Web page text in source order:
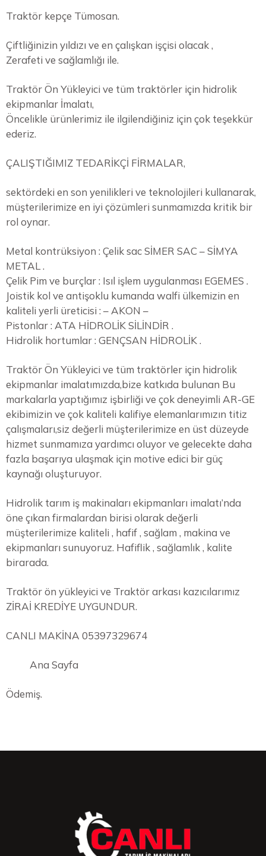
Traktör kepçe Tümosan.
Çiftliğinizin yıldızı ve en çalışkan işçisi olacak ,
Zerafeti ve sağlamlığı ile.
Traktör Ön Yükleyici ve tüm traktörler için hidrolik
ekipmanlar İmalatı,
Öncelikle ürünlerimiz ile ilgilendiğiniz için çok teşekkür
ederiz.
ÇALIŞTIĞIMIZ TEDARİKÇİ FİRMALAR,
sektördeki en son yenilikleri ve teknolojileri kullanarak,
müşterilerimize en iyi çözümleri sunmamızda kritik bir
rol oynar.
Metal kontrüksiyon : Çelik sac SİMER SAC – SİMYA
METAL .
Çelik Pim ve burçlar : Isıl işlem uygulanması EGEMES .
Joistik kol ve antişoklu kumanda walfi ülkemizin en
kaliteli yerli üreticisi : – AKON –
Pistonlar : ATA HİDROLİK SİLİNDİR .
Hidrolik hortumlar : GENÇSAN HİDROLİK .
Traktör Ön Yükleyici ve tüm traktörler için hidrolik
ekipmanlar imalatımızda,bize katkıda bulunan Bu
markalarla yaptığımız işbirliği ve çok deneyimli AR-GE
ekibimizin ve çok kaliteli kalifiye elemanlarımızın titiz
çalışmaları,siz değerli müşterilerimize en üst düzeyde
hizmet sunmamıza yardımcı oluyor ve gelecekte daha
fazla başarıya ulaşmak için motive edici bir güç
kaynağı oluşturuyor.
Hidrolik tarım iş makinaları ekipmanları imalatı’nda
öne çıkan firmalardan birisi olarak değerli
müşterilerimize kaliteli , hafif , sağlam , makina ve
ekipmanları sunuyoruz. Hafiflik , sağlamlık , kalite
birarada.
Traktör ön yükleyici ve Traktör arkası kazıcılarımız
ZİRAİ KREDİYE UYGUNDUR.
CANLI MAKİNA 05397329674
Ana Sayfa
Ödemiş.